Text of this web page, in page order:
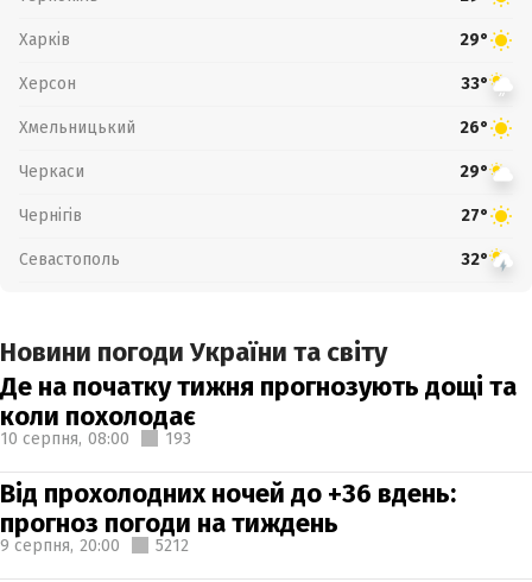
Харків 29°
Херсон 33°
Хмельницький 26°
Черкаси 29°
Чернігів 27°
Севастополь 32°
Новини погоди України та світу
Де на початку тижня прогнозують дощі та
коли похолодає
10 серпня, 08:00 193
Від прохолодних ночей до +36 вдень:
прогноз погоди на тиждень
9 серпня, 20:00 5212